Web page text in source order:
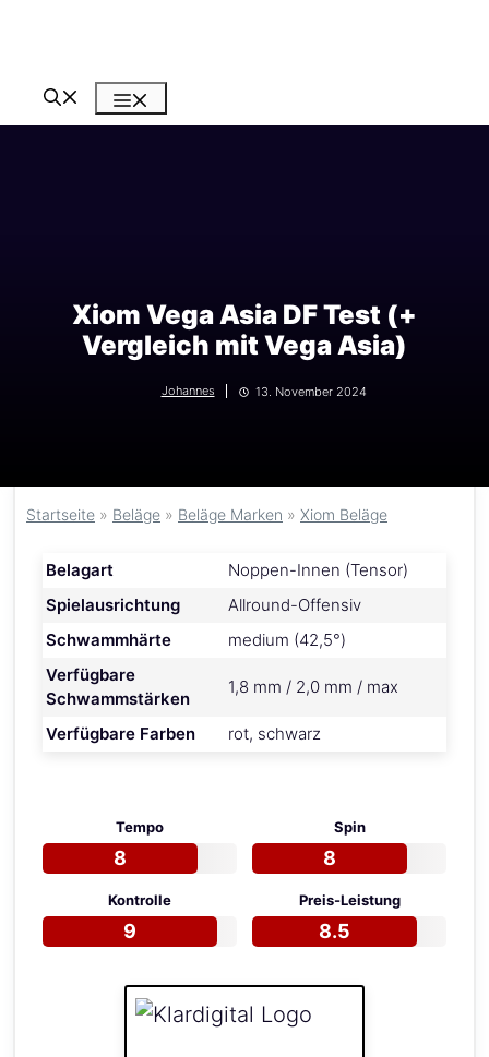
Xiom Vega Asia DF Test (+
Vergleich mit Vega Asia)
Johannes 13. November 2024
Startseite » Beläge » Beläge Marken » Xiom Beläge
Belagart
Noppen-Innen (Tensor)
Spielausrichtung
Allround-Offensiv
Schwammhärte
medium (42,5°)
Verfügbare
Schwammstärken
1,8 mm / 2,0 mm / max
Verfügbare Farben rot, schwarz
Tempo
8
Spin
8
Kontrolle
9
Preis-Leistung
8.5